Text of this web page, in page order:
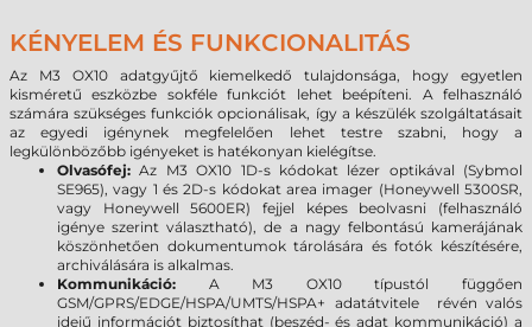
KÉNYELEM ÉS FUNKCIONALITÁS
Az M3 OX10 adatgyűjtő kiemelkedő tulajdonsága, hogy egyetlen
kisméretű eszközbe sokféle funkciót lehet beépíteni. A felhasználó
számára szükséges funkciók opcionálisak, így a készülék szolgáltatásait
az egyedi igénynek megfelelően lehet testre szabni, hogy a
legkülönbözőbb igényeket is hatékonyan kielégítse.
Olvasófej:Az M3 OX10 1D-s kódokat lézer optikával (Sybmol
SE965), vagy 1 és 2D-s kódokat area imager (Honeywell 5300SR,
vagy Honeywell 5600ER) fejjel képes beolvasni (felhasználó
igénye szerint választható), de a nagy felbontású kamerájának
köszönhetően dokumentumok tárolására és fotók készítésére,
archiválására is alkalmas.
Kommunikáció: A M3 OX10 típustól függően
GSM/GPRS/EDGE/HSPA/UMTS/HSPA+ adatátvitele révén valós
idejű információt biztosíthat (beszéd- és adat kommunikáció) a